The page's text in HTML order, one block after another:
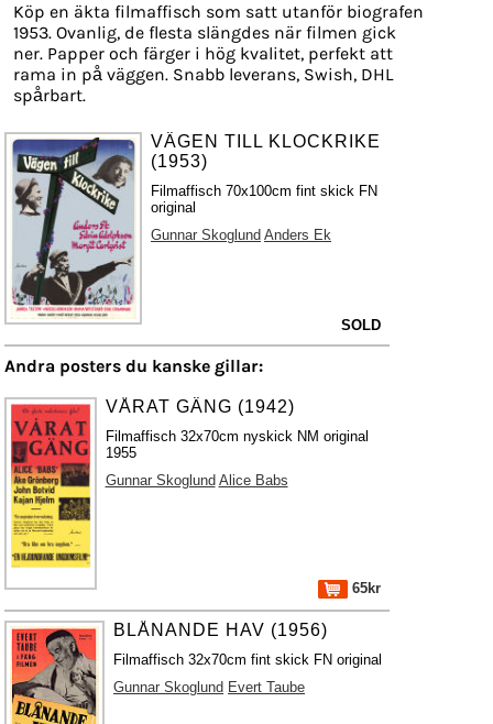
Köp en äkta filmaffisch som satt utanför biografen
1953. Ovanlig, de flesta slängdes när filmen gick
ner. Papper och färger i hög kvalitet, perfekt att
rama in på väggen. Snabb leverans, Swish, DHL
spårbart.
VÄGEN TILL KLOCKRIKE
(1953)
Filmaffisch 70x100cm fint skick FN
original
Gunnar Skoglund Anders Ek
SOLD
Andra posters du kanske gillar:
VÅRAT GÄNG (1942)
Filmaffisch 32x70cm nyskick NM original
1955
Gunnar Skoglund Alice Babs
65kr
BLÅNANDE HAV (1956)
Filmaffisch 32x70cm fint skick FN original
Gunnar Skoglund Evert Taube